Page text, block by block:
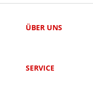
ÜBER UNS
SERVICE